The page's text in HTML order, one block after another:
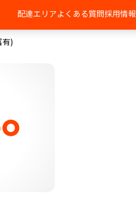
配達エリアよくある質問採用情報
有)